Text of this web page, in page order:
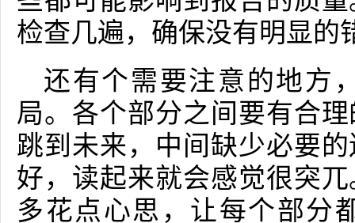
检查几遍，确保没有明显的
还有个需要注意的地方
局。各个部分之间要有合
跳到未来，中间缺少必要
好，读起来就会感觉很突
多花点心思，让每个部分